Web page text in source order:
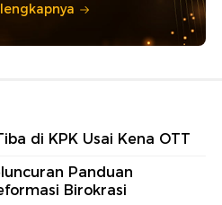
di KPK Usai Kena OTT
Panduan
Birokrasi